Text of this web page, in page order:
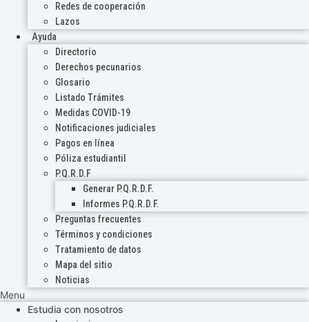
Redes de cooperación
Lazos
Ayuda
Directorio
Derechos pecunarios
Glosario
Listado Trámites
Medidas COVID-19
Notificaciones judiciales
Pagos en línea
Póliza estudiantil
P.Q.R.D.F
Generar P.Q.R.D.F.
Informes P.Q.R.D.F.
Preguntas frecuentes
Términos y condiciones
Tratamiento de datos
Mapa del sitio
Noticias
Menu
Estudia con nosotros